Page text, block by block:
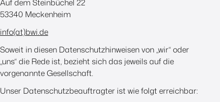
Auf dem Steinbüchel 22
53340 Meckenheim
info(at)bwi.de
Soweit in diesen Datenschutzhinweisen von „wir“ oder
„uns“ die Rede ist, bezieht sich das jeweils auf die
vorgenannte Gesellschaft.
Unser Datenschutzbeauftragter ist wie folgt erreichbar: